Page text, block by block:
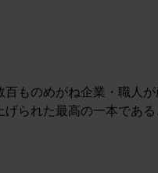
百ものめがね企業・職人
げられた最高の一本である